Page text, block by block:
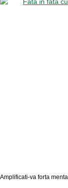
Amplificati-va forta